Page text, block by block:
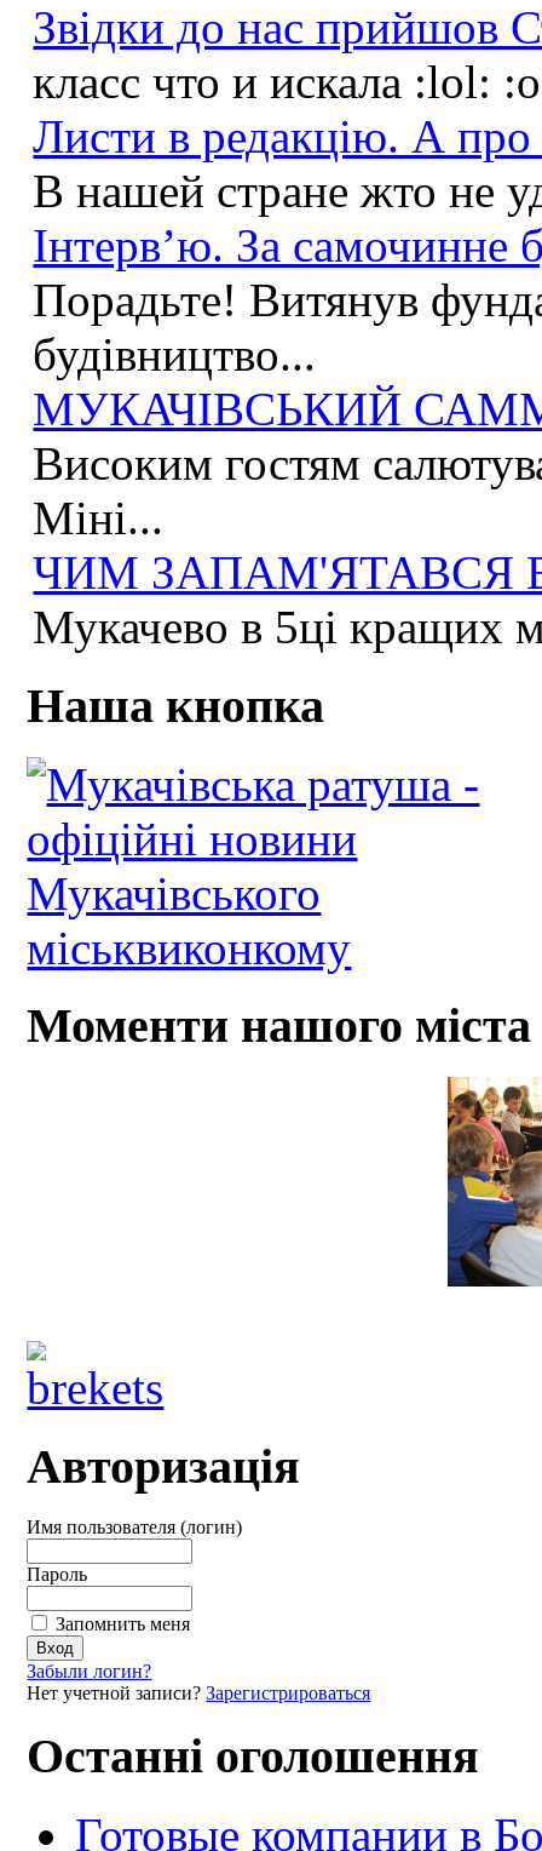
Звідки до нас прийшов
класс что и искала :lol:
Листи в редакцію. А
В нашей стране жто не
Інтерв’ю. За самочинне
Порадьте! Витянув
будівництво...
МУКАЧІВСЬКИЙ
Високим гостям
Міні...
ЧИМ ЗАПАМ'ЯТАВСЯ
Мукачево в 5ці кращих
Наша кнопка
Моменти нашого міста
Авторизація
Имя пользователя (логин)
Пароль
Запомнить меня
Забыли логин?
Нет учетной записи?Зарегистрироваться
Останні оголошення
Готовые компании в